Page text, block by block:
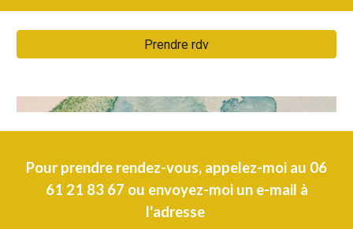
Prendre rdv
Pour prendre rendez-vous, appelez-moi au 06
61 21 83 67 ou envoyez-moi un e-mail à
l'adresse